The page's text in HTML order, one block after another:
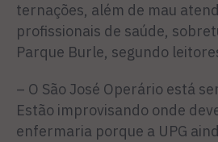
ternações, além de mau
profissionais de saú­de,
Parque Burle, segundo
– O São José Operário está
Estão im­provisando onde
enfermaria porque a UPG